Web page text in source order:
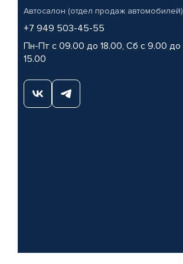
Автосалон (отдел продаж автомобилей)
+7 949 503-45-55
Пн-Пт с 09.00 до 18.00, Сб с 9.00 до
15.00